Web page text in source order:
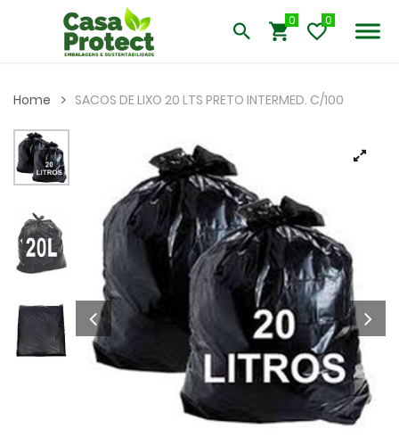
0
Home SACOS DE LIXO 20 LTS PRETO INTERMED. C/100